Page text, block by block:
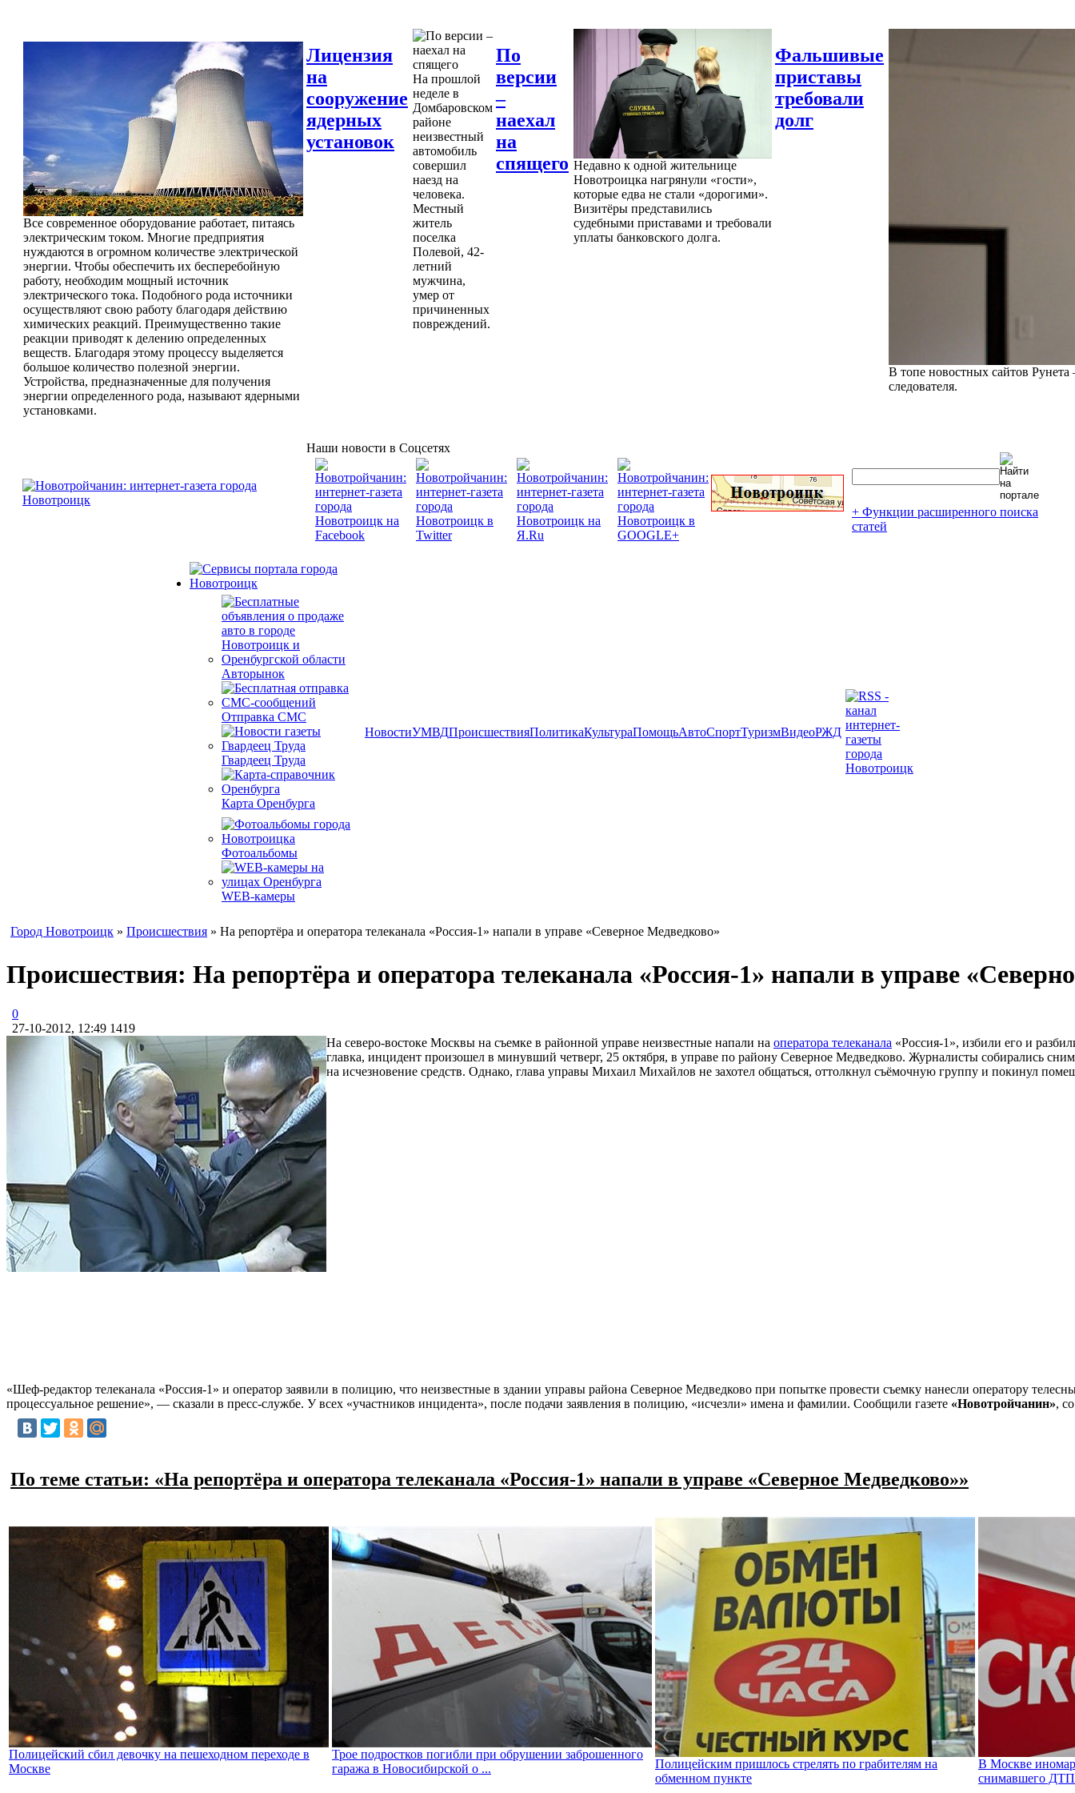
Все современное оборудование работает, питаясь
электрическим током. Многие предприятия
нуждаются в огромном количестве электрической
энергии. Чтобы обеспечить их бесперебойную
работу, необходим мощный источник
электрического тока. Подобного рода источники
осуществляют свою работу благодаря действию
химических реакций. Преимущественно такие
реакции приводят к делению определенных
веществ. Благодаря этому процессу выделяется
большое количество полезной энергии.
Устройства, предназначенные для получения
энергии определенного рода, называют ядерными
установками.
Лицензия
на
сооружение
ядерных
установок
На прошлой
неделе в
Домбаровском
районе
неизвестный
автомобиль
совершил
наезд на
человека.
Местный
житель
поселка
Полевой, 42-
летний
мужчина,
умер от
причиненных
повреждений.
По
версии
–
наехал
на
спящего Недавно к одной жительнице
Новотроицка нагрянули «гости»,
которые едва не стали «дорогими».
Визитёры представились
судебными приставами и требовали
уплаты банковского долга.
Фальшивые
приставы
требовали
долг
В топе новостных сайтов Рунета
следователя.
Наши новости в Соцсетях
+ Функции расширенного поиска
статей
Авторынок
Отправка СМС
Гвардеец Труда
Карта Оренбурга
Фотоальбомы
WEB-камеры
НовостиУМВДПроисшествияПолитикаКультураПомощьАвтоСпортТуризмВидеоРЖД
Город Новотроицк » Происшествия » На репортёра и оператора телеканала «Россия-1» напали в управе «Северное Медведково»
Происшествия: На репортёра и оператора телеканала «Россия-1» напали в управе
0
27-10-2012, 12:49 1419
На северо-востоке Москвы на съемке в районной управе неизвестные напали на оператора телеканала «Россия-1», избили его и
главка, инцидент произошел в минувший четверг, 25 октября, в управе по району Северное Медведково. Журналисты собирались
на исчезновение средств. Однако, глава управы Михаил Михайлов не захотел общаться, оттолкнул съёмочную группу и покинул
«Шеф-редактор телеканала «Россия-1» и оператор заявили в полицию, что неизвестные в здании управы района Северное Медведково при попытке провести съемку нанесли оператору
процессуальное решение», — сказали в пресс-службе. У всех «участников инцидента», после подачи заявления в полицию, «исчезли» имена и фамилии. Сообщили газете «Новотройчанин»,
По теме статьи: «На репортёра и оператора телеканала «Россия-1» напали в управе «Северное Медведково»»
Полицейский сбил девочку на пешеходном переходе в
Москве
Трое подростков погибли при обрушении заброшенного
гаража в Новосибирской о ...
Полицейским пришлось стрелять по грабителям на
обменном пункте
В Москве
снимавшего ДТП